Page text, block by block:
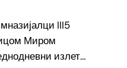
III5
Миром
излет…